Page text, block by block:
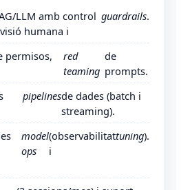
LLM amb control
humana i
guardrails.
permisos,
red
teaming
de
prompts.
pipelinesde dades (batch i
streaming).
model
ops
(observabilitat
i
tuning).